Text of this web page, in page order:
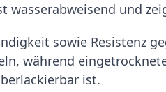
und
sowie Resistenz
während
ist.